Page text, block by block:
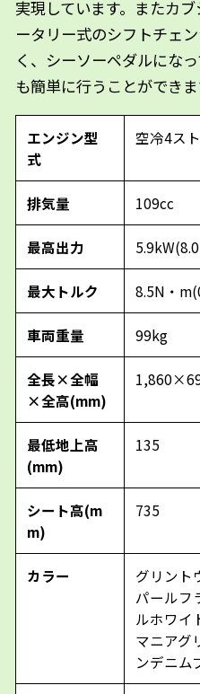
実現しています。またカ
ータリー式のシフトチェ
く、シーソーペダルにな
も簡単に行うことができま
エンジン型
式
空冷4ス
排気量 109cc
最高出力
最大トルク 8.5N・
車両重量 99kg
全長×全幅
×全高(mm)
最低地上高
(mm)
135
シート高(m
m)
735
カラー
グリント
パールフ
ルホワイ
マニアグ
ンデニム